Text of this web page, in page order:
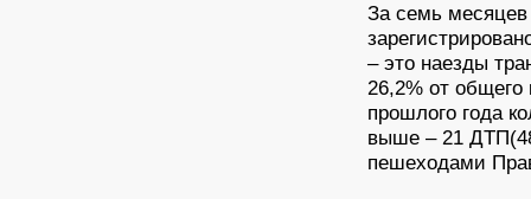
За семь месяцев
– это наезды
26,2% от
прошлого года
выше – 21
пешеходами